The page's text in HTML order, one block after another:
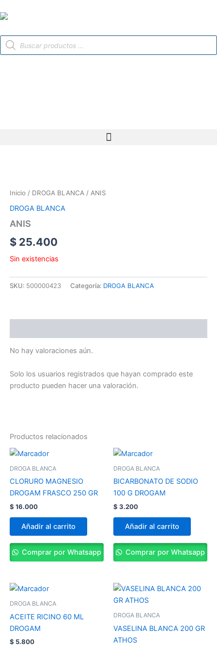
al
Búsqueda
de
Inicio / DROGA BLANCA / ANIS
DROGA BLANCA
ANIS
$ 25.400
Sin existencias
SKU: 500000423 Categoría: DROGA BLANCA
No hay valoraciones aún.
Solo los usuarios registrados que hayan comprado este
producto pueden hacer una valoración.
Productos relacionados
DROGA BLANCA
CLORURO MAGNESIO
DROGAM FRASCO 250 GR
$ 16.000
Añadir al carrito
Comprar por Whatsapp
DROGA BLANCA
BICARBONATO DE SODIO
100 G DROGAM
$ 3.200
Añadir al carrito
Comprar por Whatsapp
DROGA BLANCA
ACEITE RICINO 60 ML
DROGAM
$ 5.800
DROGA BLANCA
VASELINA BLANCA 200 GR
ATHOS